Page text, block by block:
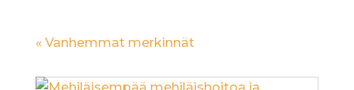
« Vanhemmat merkinnät